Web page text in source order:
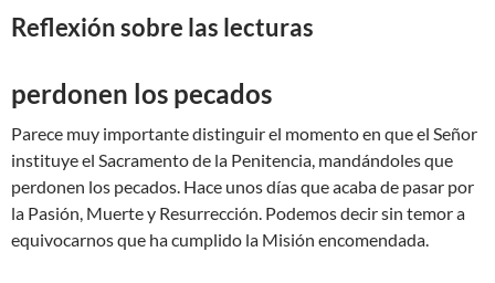
Reflexión sobre las lecturas
perdonen los pecados
Parece muy importante distinguir el momento en que el Señor
instituye el Sacramento de la Penitencia, mandándoles que
perdonen los pecados. Hace unos días que acaba de pasar por
la Pasión, Muerte y Resurrección. Podemos decir sin temor a
equivocarnos que ha cumplido la Misión encomendada.